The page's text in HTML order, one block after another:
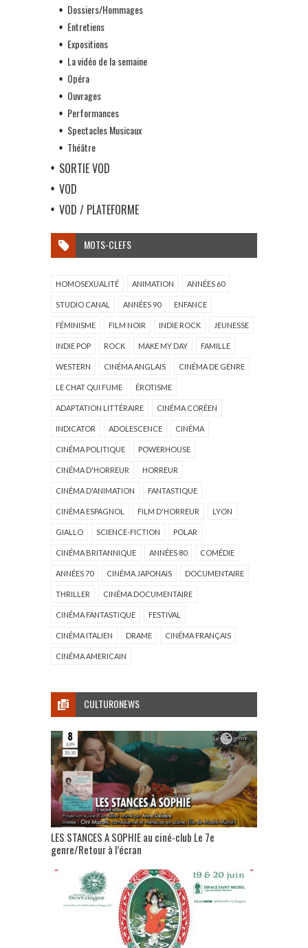
Dossiers/Hommages
Entretiens
Expositions
La vidéo de la semaine
Opéra
Ouvrages
Performances
Spectacles Musicaux
Théâtre
SORTIE VOD
VOD
VOD / PLATEFORME
MOTS-CLEFS
HOMOSEXUALITÉ ANIMATION ANNÉES 60
STUDIO CANAL ANNÉES 90 ENFANCE
FÉMINISME FILM NOIR INDIE ROCK JEUNESSE
INDIE POP ROCK MAKE MY DAY FAMILLE
WESTERN CINÉMA ANGLAIS CINÉMA DE GENRE
LE CHAT QUI FUME ÉROTISME
ADAPTATION LITTÉRAIRE CINÉMA CORÉEN
INDICATOR ADOLESCENCE CINÉMA
CINÉMA POLITIQUE POWERHOUSE
CINÉMA D'HORREUR HORREUR
CINÉMA D'ANIMATION FANTASTIQUE
CINÉMA ESPAGNOL FILM D'HORREUR LYON
GIALLO SCIENCE-FICTION POLAR
CINÉMA BRITANNIQUE ANNÉES 80 COMÉDIE
ANNÉES 70 CINÉMA JAPONAIS DOCUMENTAIRE
THRILLER CINÉMA DOCUMENTAIRE
CINÉMA FANTASTIQUE FESTIVAL
CINÉMA ITALIEN DRAME CINÉMA FRANÇAIS
CINÉMA AMERICAIN
CULTURONEWS
LES STANCES A SOPHIE au ciné-club Le 7e
genre/Retour à l’écran